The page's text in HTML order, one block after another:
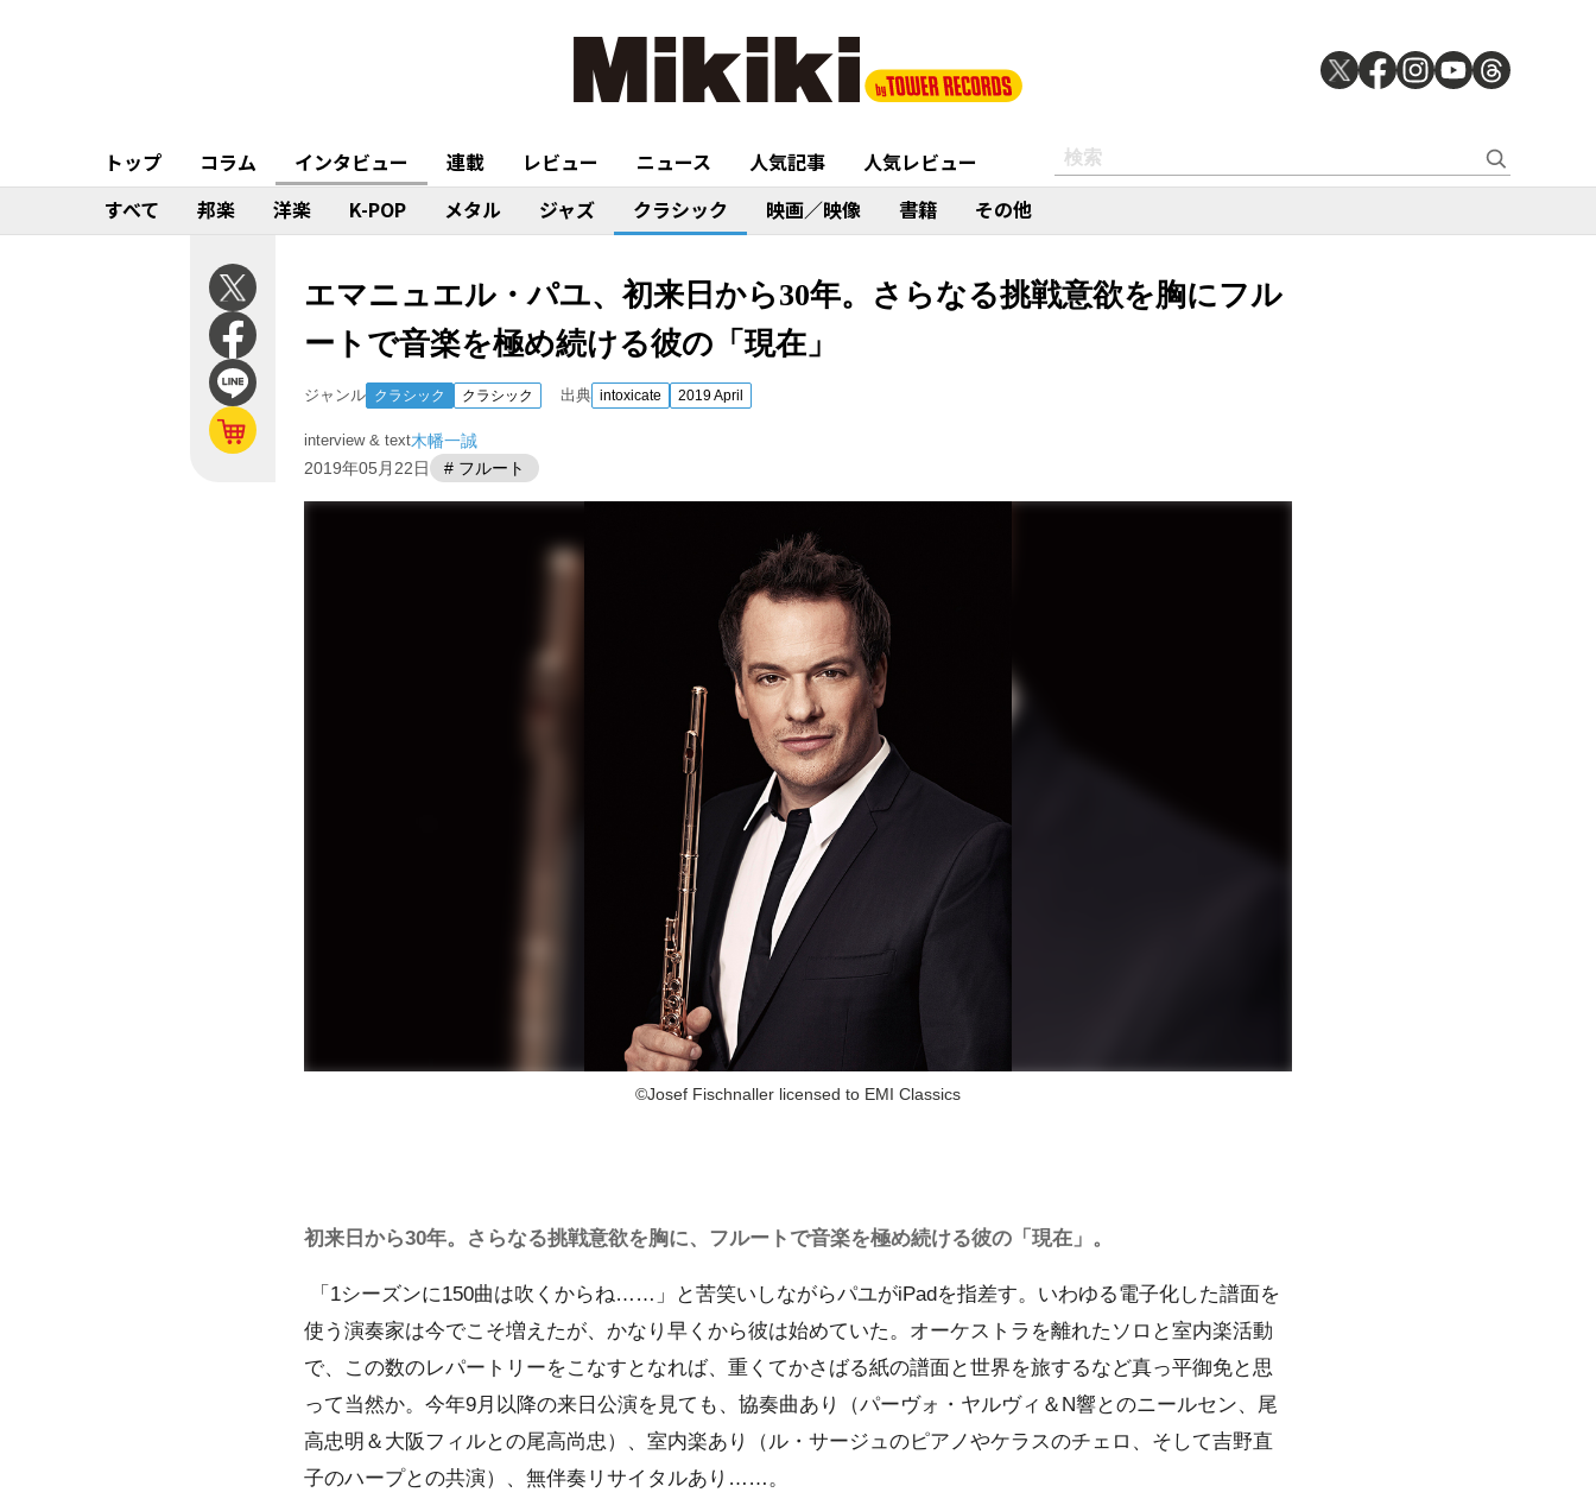
トップ コラム インタビュー 連載 レビュー ニュース 人気記事
人気レビュー
すべて
邦楽 洋楽 K-POP メタル ジャズ クラシック 映画／映像 書籍 その他
エマニュエル・パユ、初来日から30年。さらなる挑戦意欲を胸にフル
ートで音楽を極め続ける彼の「現在」
ジャンル クラシック クラシック 出典 intoxicate 2019 April
interview & text木幡一誠
2019年05月22日
# フルート
©Josef Fischnaller licensed to EMI Classics
初来日から30年。さらなる挑戦意欲を胸に、フルートで音楽を極め続ける彼の「現在」。
「1シーズンに150曲は吹くからね……」と苦笑いしながらパユがiPadを指差す。いわゆる電子化した譜面を
使う演奏家は今でこそ増えたが、かなり早くから彼は始めていた。オーケストラを離れたソロと室内楽活動
で、この数のレパートリーをこなすとなれば、重くてかさばる紙の譜面と世界を旅するなど真っ平御免と思
って当然か。今年9月以降の来日公演を見ても、協奏曲あり（パーヴォ・ヤルヴィ＆N響とのニールセン、尾
高忠明＆大阪フィルとの尾高尚忠）、室内楽あり（ル・サージュのピアノやケラスのチェロ、そして吉野直
子のハープとの共演）、無伴奏リサイタルあり……。